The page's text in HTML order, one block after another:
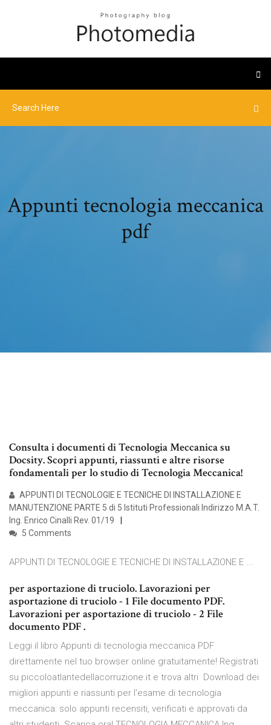
Appunti tecnologia meccanica
pdf
Consulta i documenti di Tecnologia Meccanica su
Docsity. Scopri appunti, riassunti e altre risorse
fondamentali per lo studio di Tecnologia Meccanica!
APPUNTI DI TECNOLOGIE E TECNICHE DI INSTALLAZIONE E
MANUTENZIONE PARTE 5 di 5 Istituti Professionali Indirizzo M.A.T.
Ing. Enrico Cinalli Rev. 01/19
5 Comments
APPUNTI DI TECNOLOGIE E TECNICHE DI INSTALLAZIONE E ...
per asportazione di truciolo. Lavorazioni per
asportazione di truciolo - 1 File documento PDF.
Lavorazioni per asportazione di truciolo - 2 File
documento PDF .
Leggi il libro Appunti di tecnologia meccanica PDF
direttamente nel tuo browser online gratuitamente! Registrati
su piccoloatlantedellacorruzione.it e trova altri Download dei
migliori appunti e riassunti per l'esame di tecnologia
meccanica: solo appunti recensiti, verificati e approvati da